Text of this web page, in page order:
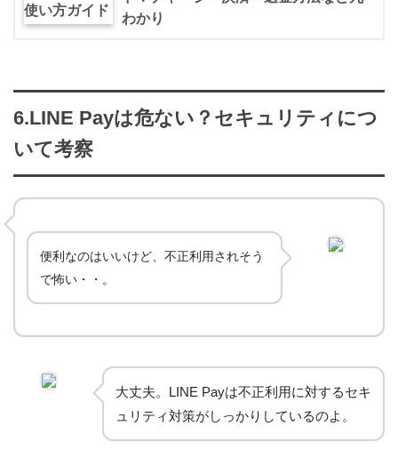
わかり
6.LINE Payは危ない？セキュリティにつ
いて考察
便利なのはいいけど、不正利用されそう
で怖い・・。
大丈夫。LINE Payは不正利用に対するセキ
ュリティ対策がしっかりしているのよ。